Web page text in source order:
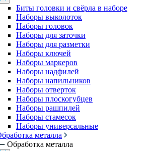
Биты головки и свёрла в наборе
Наборы выколоток
Наборы головок
Наборы для заточки
Наборы для разметки
Наборы ключей
Наборы маркеров
Наборы надфилей
Наборы напильников
Наборы отверток
Наборы плоскогубцев
Наборы рашпилей
Наборы стамесок
Наборы универсальные
металла
Обработка металла